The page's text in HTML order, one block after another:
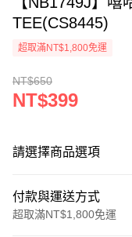
TEE(CS8445)
超取滿NT$1,800免運
NT$650
NT$399
請選擇商品選項
付款與運送方式
超取滿NT$1,800免運